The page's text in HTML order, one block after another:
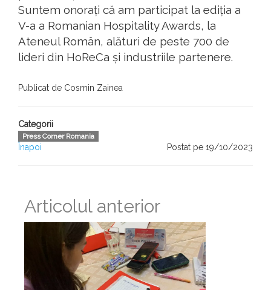
Suntem onorați că am participat la ediția a
V-a a Romanian Hospitality Awards, la
Ateneul Român, alături de peste 700 de
lideri din HoReCa și industriile partenere.
Publicat de Cosmin Zainea
Categorii
Press Corner Romania
Înapoi Postat pe 19/10/2023
Articolul anterior